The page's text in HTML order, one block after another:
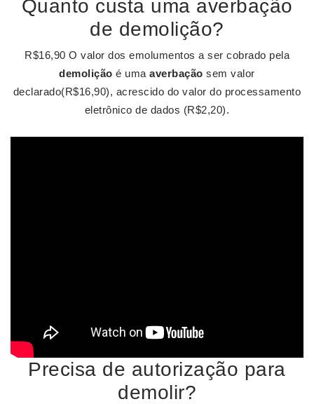
Quanto custa uma averbação
de demolição?
R$16,90 O valor dos emolumentos a ser cobrado pela
demolição é umaaverbação sem valor
declarado(R$16,90), acrescido do valor do processamento
eletrônico de dados (R$2,20).
Precisa de autorização para
demolir?